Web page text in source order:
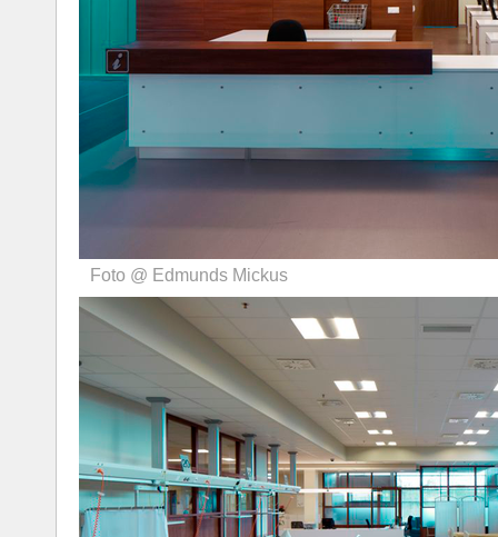
Foto @ Edmunds Mickus